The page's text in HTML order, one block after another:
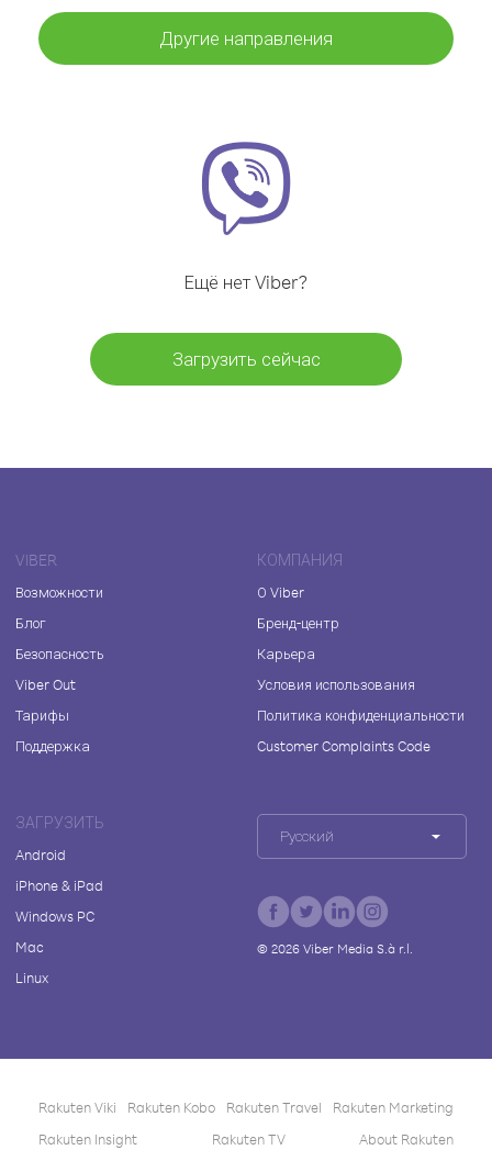
Другие направления
Ещё нет Viber?
Загрузить сейчас
VIBER
Возможности
Блог
Безопасность
Viber Out
Тарифы
Поддержка
КОМПАНИЯ
О Viber
Бренд-центр
Карьера
Условия использования
Политика конфиденциальности
Customer Complaints Code
ЗАГРУЗИТЬ
Android
iPhone & iPad
Windows PC
Mac
Linux
Русский
© 2026Viber Media S.à r.l.
Rakuten Viki Rakuten Kobo Rakuten Travel
Rakuten Marketing
Rakuten Insight
Rakuten TV About Rakuten